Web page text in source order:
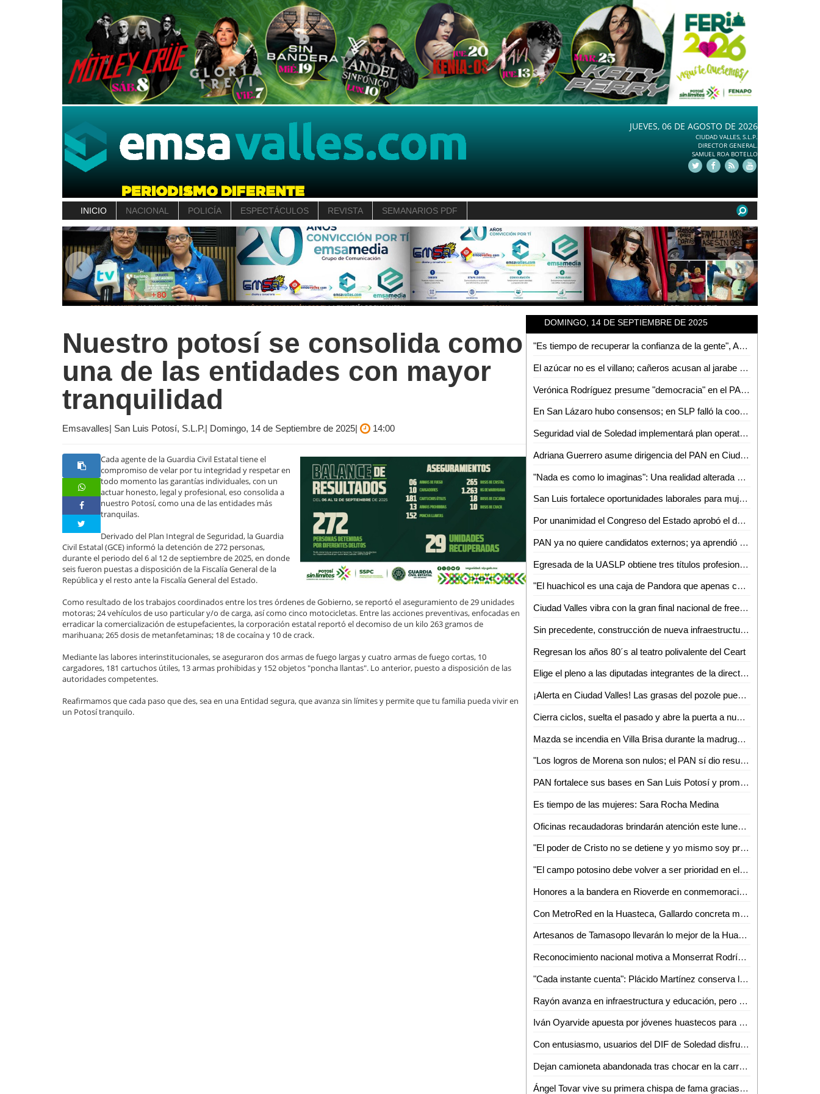
JUEVES, 06 DE AGOSTO DE 2026
CIUDAD VALLES, S.L.P.
DIRECTOR GENERAL.
SAMUEL ROA BOTELLO
INICIO NACIONAL POLICÍA ESPECTÁCULOS REVISTA SEMANARIOS PDF
Nuestro potosí se consolida como
una de las entidades con mayor
tranquilidad
Emsavalles| San Luis Potosí, S.L.P.| Domingo, 14 de Septiembre de 2025| 14:00
Cada agente de la Guardia Civil Estatal tiene el
compromiso de velar por tu integridad y respetar en
todo momento las garantías individuales, con un
actuar honesto, legal y profesional, eso consolida a
nuestro Potosí, como una de las entidades más
tranquilas.
Derivado del Plan Integral de Seguridad, la Guardia
Civil Estatal (GCE) informó la detención de 272 personas,
durante el periodo del 6 al 12 de septiembre de 2025, en donde
seis fueron puestas a disposición de la Fiscalía General de la
República y el resto ante la Fiscalía General del Estado.
Como resultado de los trabajos coordinados entre los tres órdenes de Gobierno, se reportó el aseguramiento de 29 unidades
motoras; 24 vehículos de uso particular y/o de carga, así como cinco motocicletas. Entre las acciones preventivas, enfocadas en
erradicar la comercialización de estupefacientes, la corporación estatal reportó el decomiso de un kilo 263 gramos de
marihuana; 265 dosis de metanfetaminas; 18 de cocaína y 10 de crack.
Mediante las labores interinstitucionales, se aseguraron dos armas de fuego largas y cuatro armas de fuego cortas, 10
cargadores, 181 cartuchos útiles, 13 armas prohibidas y 152 objetos "poncha llantas". Lo anterior, puesto a disposición de las
autoridades competentes.
Reafirmamos que cada paso que des, sea en una Entidad segura, que avanza sin límites y permite que tu familia pueda vivir en
un Potosí tranquilo.
DOMINGO, 14 DE SEPTIEMBRE DE 2025
"Es tiempo de recuperar la confianza de la gente", Adriana Guerrero, primera mujer en presidir el PAN en Valles
El azúcar no es el villano; cañeros acusan al jarabe de maíz de invadir la industria mexicana
Verónica Rodríguez presume "democracia" en el PAN mientras calla sus propias irregularidades
En San Lázaro hubo consensos; en SLP falló la coordinación panista: David Azuara
Seguridad vial de Soledad implementará plan operativo y cierres en cabecera municipal por fiestas patrios
Adriana Guerrero asume dirigencia del PAN en Ciudad Valles
"Nada es como lo imaginas": Una realidad alterada solo trae conflictos, estrés y malhumor
San Luis fortalece oportunidades laborales para mujeres
Por unanimidad el Congreso del Estado aprobó el decreto que expide la ley orgánica del Poder Judicial del estado de San Luis Potosí
PAN ya no quiere candidatos externos; ya aprendió la lección con Tecmol: Rubén Guajardo
Egresada de la UASLP obtiene tres títulos profesionales en México, Estados Unidos y Francia
"El huachicol es una caja de Pandora que apenas comienza a destaparse": Alejandro Montufar
Ciudad Valles vibra con la gran final nacional de freestyle rap y dance 2025
Sin precedente, construcción de nueva infraestructura educativa en Soledad: Juan Manuel Navarro
Regresan los años 80´s al teatro polivalente del Ceart
Elige el pleno a las diputadas integrantes de la directiva que fungirá en el segundo año de ejercicio legal
¡Alerta en Ciudad Valles! Las grasas del pozole pueden dañar la vesícula
Cierra ciclos, suelta el pasado y abre la puerta a nuevas etapas: Angie Fields
Mazda se incendia en Villa Brisa durante la madrugada
"Los logros de Morena son nulos; el PAN sí dio resultados": Marcelino Rivera
PAN fortalece sus bases en San Luis Potosí y promete depuración interna
Es tiempo de las mujeres: Sara Rocha Medina
Oficinas recaudadoras brindarán atención este lunes de puente
"El poder de Cristo no se detiene y yo mismo soy prueba de su transformación": Miguel Ángel Lutzow
"El campo potosino debe volver a ser prioridad en el presupuesto federal": Oscar Bautista
Honores a la bandera en Rioverde en conmemoración del 178 aniversario de la Batalla de Chapultepec
Con MetroRed en la Huasteca, Gallardo concreta movilidad y accesibilidad para grupos vulnerables
Artesanos de Tamasopo llevarán lo mejor de la Huasteca a Guanajuato
Reconocimiento nacional motiva a Monserrat Rodríguez a seguir su sueño en la enfermería
"Cada instante cuenta": Plácido Martínez conserva la historia de Rioverde con su cámara
Rayón avanza en infraestructura y educación, pero el turismo sigue pendiente: Miguel Ángel Herrera
Iván Oyarvide apuesta por jóvenes huastecos para mantener viva la tradición literaria
Con entusiasmo, usuarios del DIF de Soledad disfrutan de gran fiesta mexicana
Dejan camioneta abandonada tras chocar en la carretera Tamasopo–Agua Buena
Ángel Tovar vive su primera chispa de fama gracias a Chaquetas Mentales